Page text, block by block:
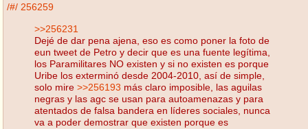
/#/ 256259
>>256231
Dejé de dar pena ajena, eso es como poner la foto de
eun tweet de Petro y decir que es una fuente legítima,
los Paramilitares NO existen y si no existen es porque
Uribe los exterminó desde 2004-2010, así de simple,
solo mire >>256193 más claro imposible, las aguilas
negras y las agc se usan para autoamenazas y para
atentados de falsa bandera en líderes sociales, nunca
va a poder demostrar que existen porque es